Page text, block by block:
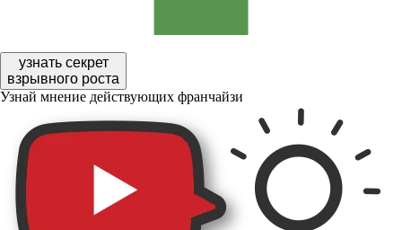
узнать секрет
взрывного роста
Узнай мнение действующих франчайзи